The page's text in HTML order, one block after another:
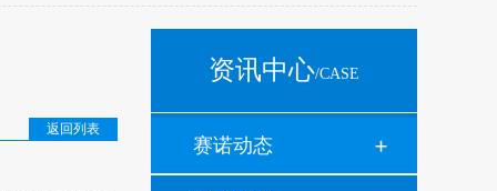
返回列表
资讯中心/CASE
赛诺动态